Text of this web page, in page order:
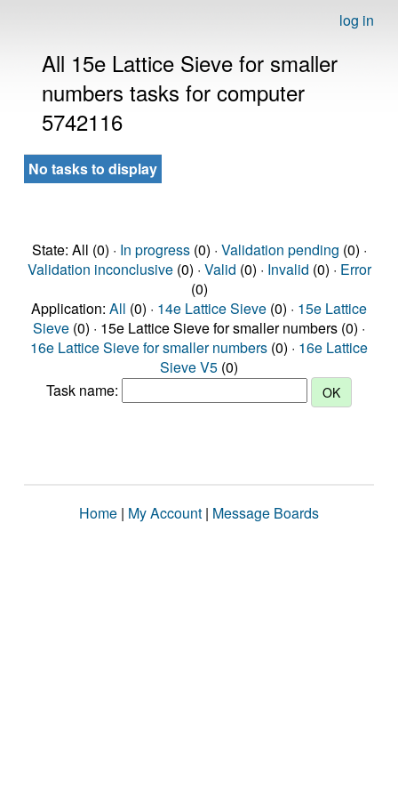
log in
All 15e Lattice Sieve for smaller
numbers tasks for computer
5742116
No tasks to display
State: All (0) · In progress(0) · Validation pending (0) ·
Validation inconclusive(0) · Valid (0) · Invalid (0) · Error
(0)
Application: All (0) · 14e Lattice Sieve (0) · 15e Lattice
Sieve (0) · 15e Lattice Sieve for smaller numbers (0) ·
16e Lattice Sieve for smaller numbers (0) · 16e Lattice
Sieve V5 (0)
Task name:
Home | My Account | Message Boards